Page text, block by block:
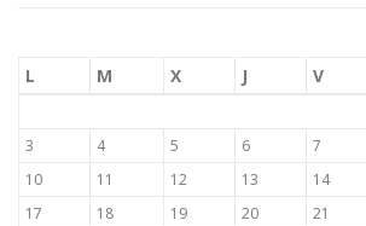
L M X J V
3
4 5 6 7
10
11 12 13 14
17
18 19 20 21